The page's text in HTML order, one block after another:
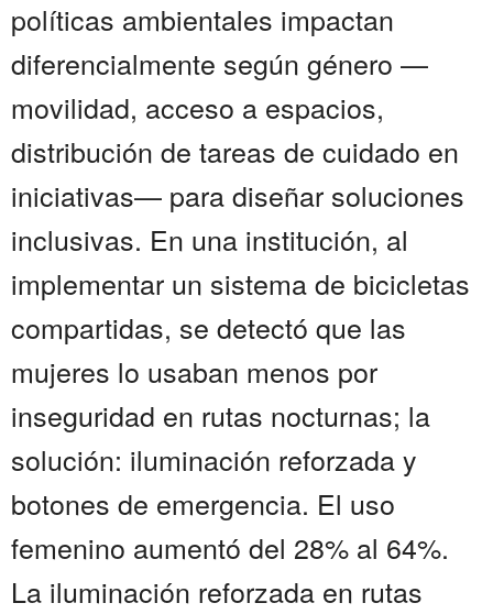
políticas ambientales impactan
diferencialmente según género —
movilidad, acceso a espacios,
distribución de tareas de cuidado en
iniciativas— para diseñar soluciones
inclusivas. En una institución, al
implementar un sistema de bicicletas
compartidas, se detectó que las
mujeres lo usaban menos por
inseguridad en rutas nocturnas; la
solución: iluminación reforzada y
botones de emergencia. El uso
femenino aumentó del 28% al 64%.
La iluminación reforzada en rutas